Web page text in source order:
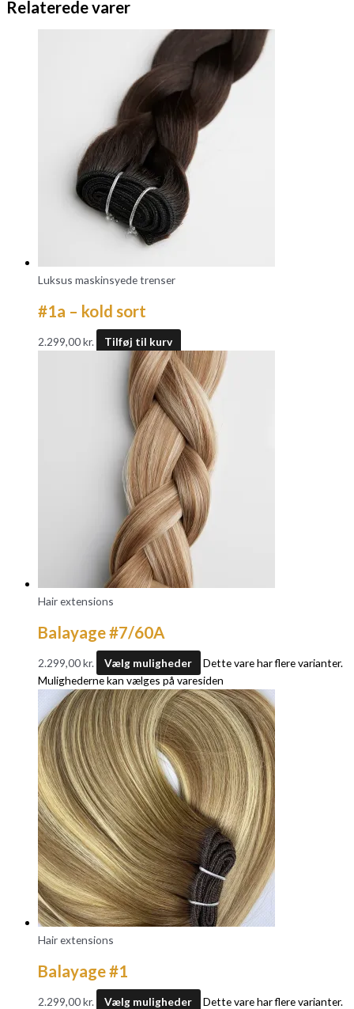
Relaterede varer
Luksus maskinsyede trenser
#1a – kold sort
2.299,00kr. Tilføj til kurv
Hair extensions
Balayage #7/60A
2.299,00kr. Vælg muligheder
Dette vare har flere varianter.
Mulighederne kan vælges på varesiden
Hair extensions
Balayage #1
2.299,00kr. Vælg muligheder
Dette vare har flere varianter.